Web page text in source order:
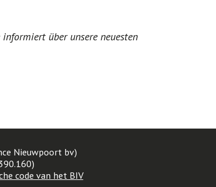
über unsere neuesten
Nieuwpoort bv)
code van het BIV